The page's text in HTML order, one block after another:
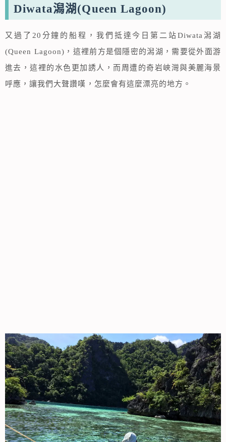
Diwata潟湖(Queen Lagoon)
又過了20分鐘的船程，我們抵達今日第二站Diwata潟湖
(Queen Lagoon)，這裡前方是個隱密的潟湖，需要從外面游
進去，這裡的水色更加誘人，而周遭的奇岩峽灣與美麗海景
呼應，讓我們大聲讚嘆，怎麼會有這麼漂亮的地方。